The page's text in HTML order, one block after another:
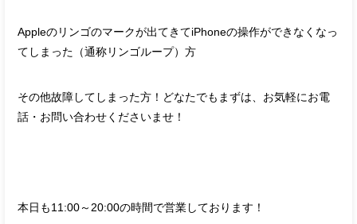
Appleのリンゴのマークが出てきてiPhoneの操作ができなくなっ
てしまった（通称リンゴループ）方
その他故障してしまった方！どなたでもまずは、お気軽にお電
話・お問い合わせくださいませ！
本日も11:00～20:00の時間で営業しております！